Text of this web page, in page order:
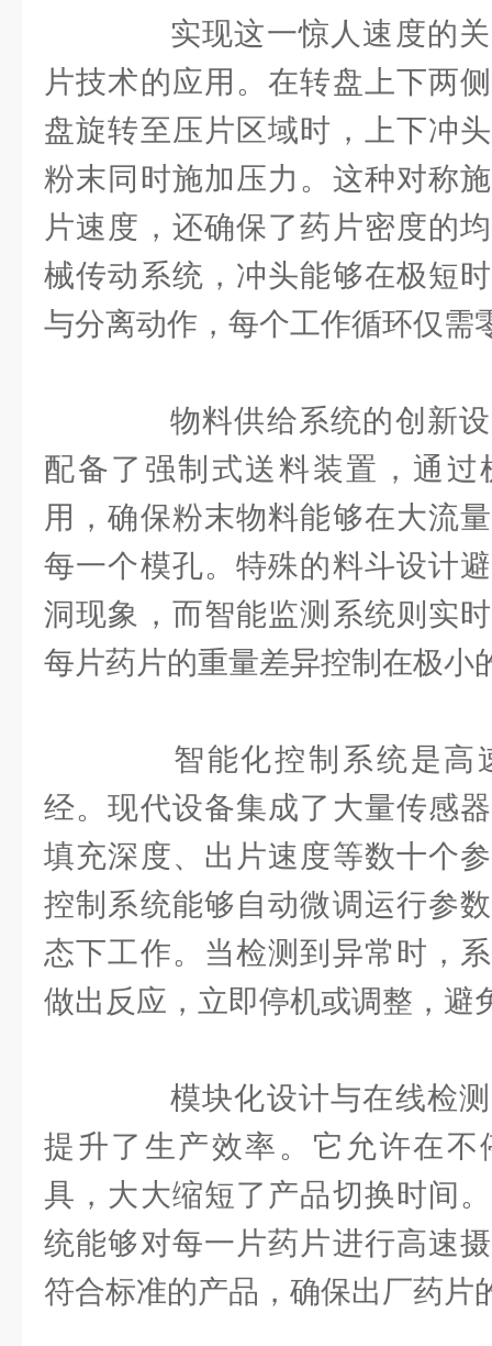
实现这一惊人速度的关
片技术的应用。在转盘上下两
盘旋转至压片区域时，上下冲
粉末同时施加压力。这种对称
片速度，还确保了药片密度的
械传动系统，冲头能够在极短
与分离动作，每个工作循环仅需
物料供给系统的创新设
配备了强制式送料装置，通
用，确保粉末物料能够在大流
每一个模孔。特殊的料斗设计
洞现象，而智能监测系统则实
每片药片的重量差异控制在极小
智能化控制系统是高
经。现代设备集成了大量传感
填充深度、出片速度等数十个
控制系统能够自动微调运行参
态下工作。当检测到异常时，
做出反应，立即停机或调整，避
模块化设计与在线检测
提升了生产效率。它允许在不
具，大大缩短了产品切换时间
统能够对每一片药片进行高速
符合标准的产品，确保出厂药片